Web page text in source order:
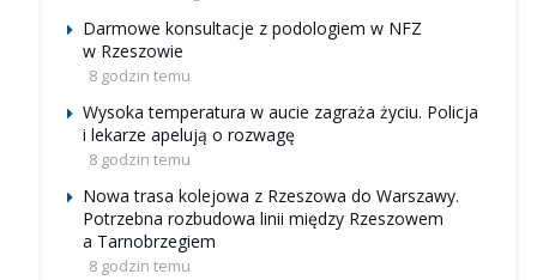
Darmowe konsultacje z podologiem w NFZ
w Rzeszowie
8 godzin temu
Wysoka temperatura w aucie zagraża życiu. Policja
i lekarze apelują o rozwagę
8 godzin temu
Nowa trasa kolejowa z Rzeszowa do Warszawy.
Potrzebna rozbudowa linii między Rzeszowem
a Tarnobrzegiem
8 godzin temu